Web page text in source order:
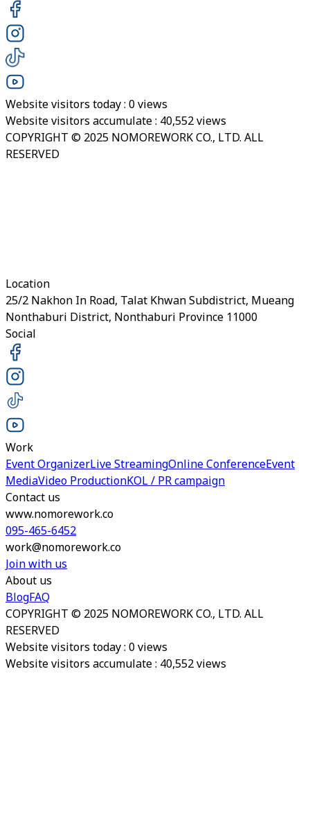
Website visitors today : 0views
Website visitors accumulate : 40,552views
COPYRIGHT © 2025 NOMOREWORK CO., LTD. ALL
RESERVED
Location
25/2 Nakhon In Road, Talat Khwan Subdistrict, Mueang
Nonthaburi District, Nonthaburi Province 11000
Social
Work
Event OrganizerLive StreamingOnline ConferenceEvent
MediaVideo ProductionKOL / PR campaign
Contact us
www.nomorework.co
095-465-6452
work@nomorework.co
Join with us
About us
BlogFAQ
COPYRIGHT © 2025 NOMOREWORK CO., LTD. ALL
RESERVED
Website visitors today : 0views
Website visitors accumulate : 40,552views